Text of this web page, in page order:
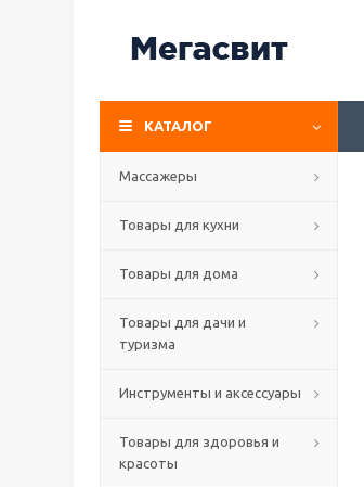
КАТАЛОГ
Массажеры
Товары для кухни
Товары для дома
Товары для дачи и
туризма
Инструменты и аксессуары
Товары для здоровья и
красоты